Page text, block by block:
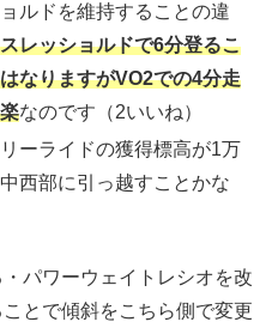
ルドを維持することの違
スレッショルドで6分登るこ
なりますがVO2での4分走
なのです（2いいね）
ーライドの獲得標高が1万
西部に引っ越すことかな
パワーウェイトレシオを改
とで傾斜をこちら側で変更